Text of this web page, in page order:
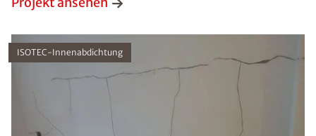
ISOTEC-Innenabdichtung